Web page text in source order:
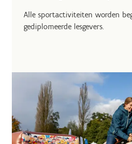
Alle sportactiviteiten worden
gediplomeerde lesgevers.